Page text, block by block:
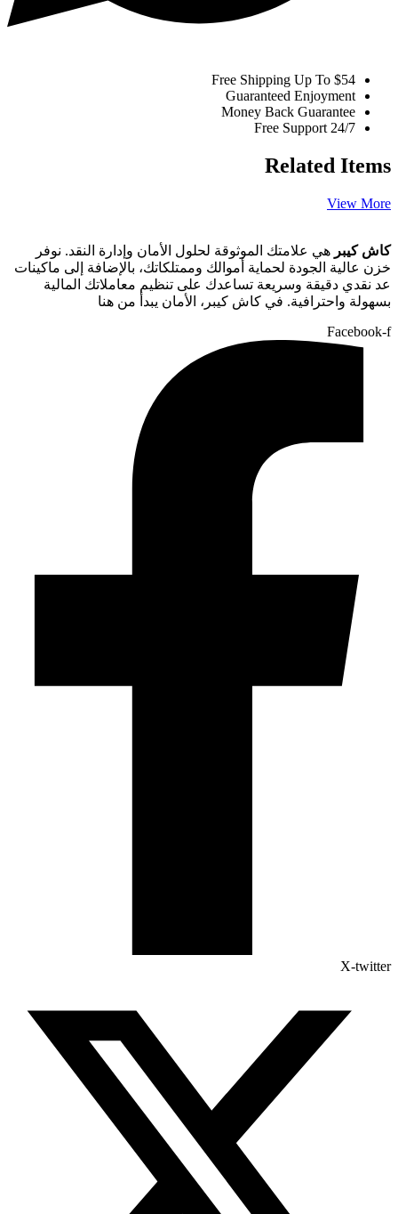
Free Shipping Up To $54
Guaranteed Enjoyment
Money Back Guarantee
Free Support 24/7
Related Items
View More
كاش كيبر هي علامتك الموثوقة لحلول الأمان وإدارة النقد. نوفر
خزن عالية الجودة لحماية أموالك وممتلكاتك، بالإضافة إلى ماكينات
عد نقدي دقيقة وسريعة تساعدك على تنظيم معاملاتك المالية
بسهولة واحترافية. في كاش كيبر، الأمان يبدأ من هنا
Facebook-f
X-twitter